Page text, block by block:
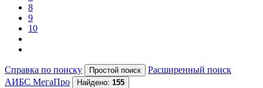
8
9
10
Справка по поиску
Расширенный поиск
АИБС МегаПро
Найдено: 155